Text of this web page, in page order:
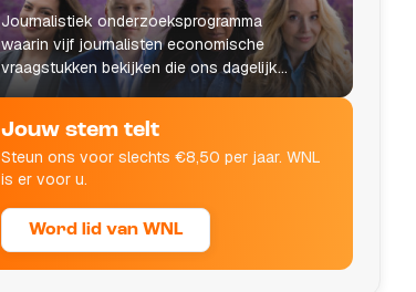
Journalistiek onderzoeksprogramma
waarin vijf journalisten economische
vraagstukken bekijken die ons dagelijks
leven raken.
Jouw stem telt
Steun ons voor slechts €8,50 per jaar. WNL
is er voor u.
Word lid van WNL